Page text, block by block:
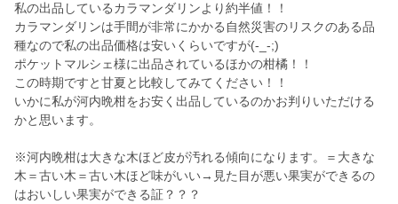
私の出品しているカラマンダリンより約半値！！
カラマンダリンは手間が非常にかかる自然災害のリスクのある品
種なので私の出品価格は安いくらいですが(-_-;)
ポケットマルシェ様に出品されているほかの柑橘！！
この時期ですと甘夏と比較してみてください！！
いかに私が河内晩柑をお安く出品しているのかお判りいただける
かと思います。
※河内晩柑は大きな木ほど皮が汚れる傾向になります。＝大きな
木＝古い木＝古い木ほど味がいい→見た目が悪い果実ができるの
はおいしい果実ができる証？？？